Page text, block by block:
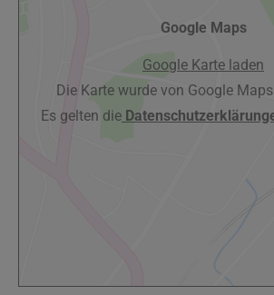
Google Maps
Google Karte laden
Die Karte wurde von Google
Es gelten die